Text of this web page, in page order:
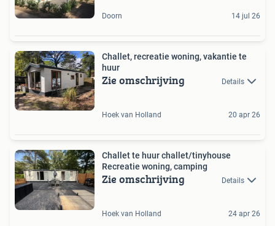
Doorn 14 jul 26
Challet, recreatie woning, vakantie te
huur
Zie omschrijving Details
Hoek van Holland 20 apr 26
Challet te huur challet/tinyhouse
Recreatie woning, camping
Zie omschrijving Details
Hoek van Holland 24 apr 26